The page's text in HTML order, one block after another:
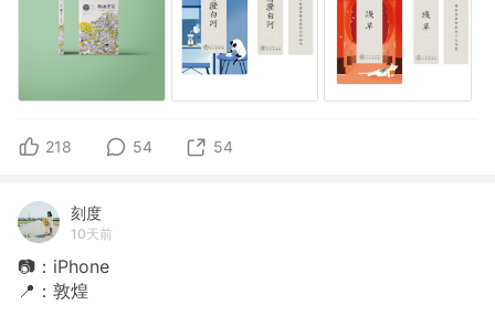
218 54 54
刻度
10天前
📷：iPhone
📍：敦煌